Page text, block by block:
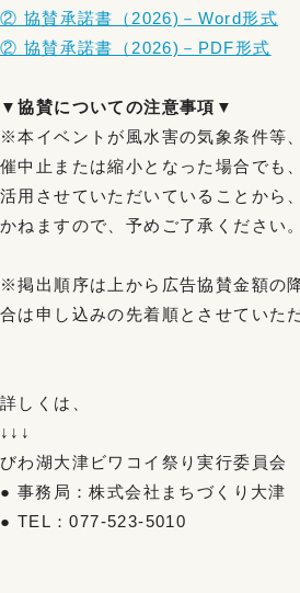
② 協賛承諾書（2026)－Word形式
② 協賛承諾書（2026)－PDF形式
▼協賛についての注意事項▼
※本イベントが風水害の気象条件等
催中止または縮小となった場合でも
活用させていただいていることから
かねますので、予めご了承ください。
※掲出順序は上から広告協賛金額の
合は申し込みの先着順とさせていた
詳しくは、
↓↓↓
びわ湖大津ビワコイ祭り実行委員会
● 事務局：株式会社まちづくり大津
● TEL：077-523-5010